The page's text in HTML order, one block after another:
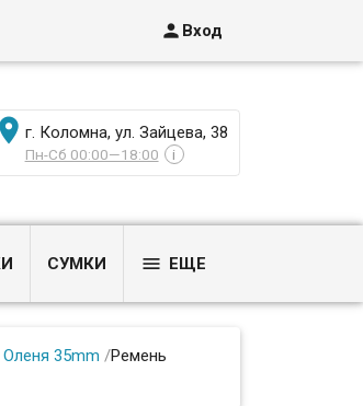
 Вход
 г. Коломна, ул. Зайцева, 38
Пн-Сб 00:00—18:00 i
СУМКИ  ЕЩЕ
35mm /Ремень